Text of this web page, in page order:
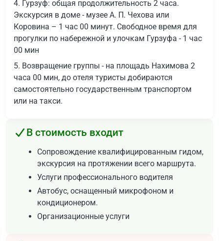
4. Гурзуф: общая продолжительность 2 часа.
Экскурсия в доме - музее А. П. Чехова или
Коровина – 1 час 00 минут. Свободное время для
прогулки по набережной и улочкам Гурзуфа - 1 час
00 мин
5. Возвращение группы - на площадь Нахимова 2
часа 00 мин, до отеля туристы добираются
самостоятельно государственным транспортом
или на такси.
В стоимость входит
Сопровождение квалифицированным гидом,
экскурсия на протяжении всего маршрута.
Услуги профессионального водителя
Автобус, оснащенный микрофоном и
кондиционером.
Организационные услуги